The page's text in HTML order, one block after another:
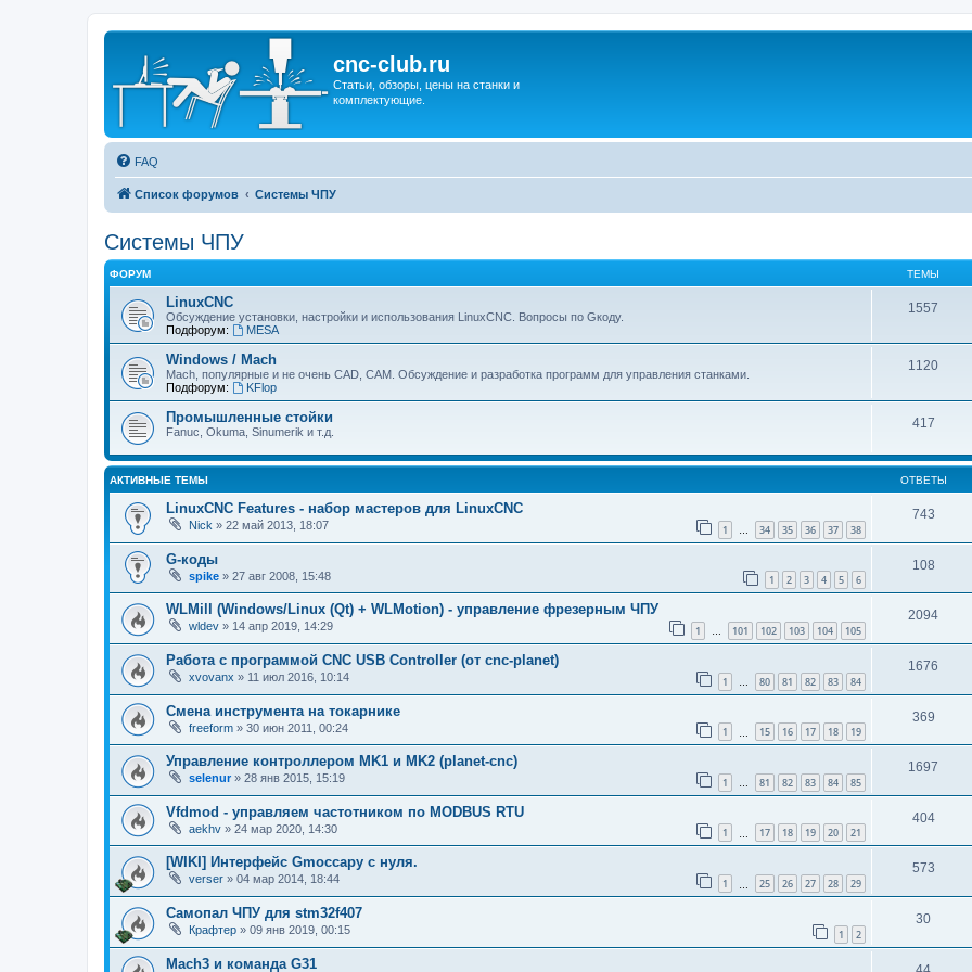
cnc-club.ru
Статьи, обзоры, цены на станки и
комплектующие.
FAQ
Список форумов Системы ЧПУ
Системы ЧПУ
ФОРУМ ТЕМЫ
LinuxCNC
Обсуждение установки, настройки и использования LinuxCNC. Вопросы по Gкоду.
Подфорум:
MESA
1557
Windows / Mach
Mach, популярные и не очень CAD, CAM. Обсуждение и разработка программ для управления станками.
Подфорум:
KFlop
1120
Промышленные стойки
Fanuc, Okuma, Sinumerik и т.д.
417
АКТИВНЫЕ ТЕМЫ ОТВЕТЫ
LinuxCNC Features - набор мастеров для LinuxCNC
Nick » 22 май 2013, 18:07 1 … 34 35 36 37 38
743
G-коды
spike » 27 авг 2008, 15:48 1 2 3 4 5 6
108
WLMill (Windows/Linux (Qt) + WLMotion) - управление фрезерным ЧПУ
wldev » 14 апр 2019, 14:29 1 … 101 102 103 104 105
2094
Работа с программой CNC USB Controller (от cnc-planet)
xvovanx » 11 июл 2016, 10:14 1 … 80 81 82 83 84
1676
Смена инструмента на токарнике
freeform » 30 июн 2011, 00:24 1 15 16 17 18 19
369
Управление контроллером MK1 и MK2 (planet-cnc)
selenur » 28 янв 2015, 15:19 1 … 81 82 83 84 85
1697
Vfdmod - управляем частотником по MODBUS RTU
aekhv » 24 мар 2020, 14:30 1 17 18 19 20 21
404
[WIKI] Интерфейс Gmoccapy с нуля.
verser » 04 мар 2014, 18:44 1 25 26 27 28 29
573
Самопал ЧПУ для stm32f407
Крафтер » 09 янв 2019, 00:15 1 2
30
Mach3 и команда G31